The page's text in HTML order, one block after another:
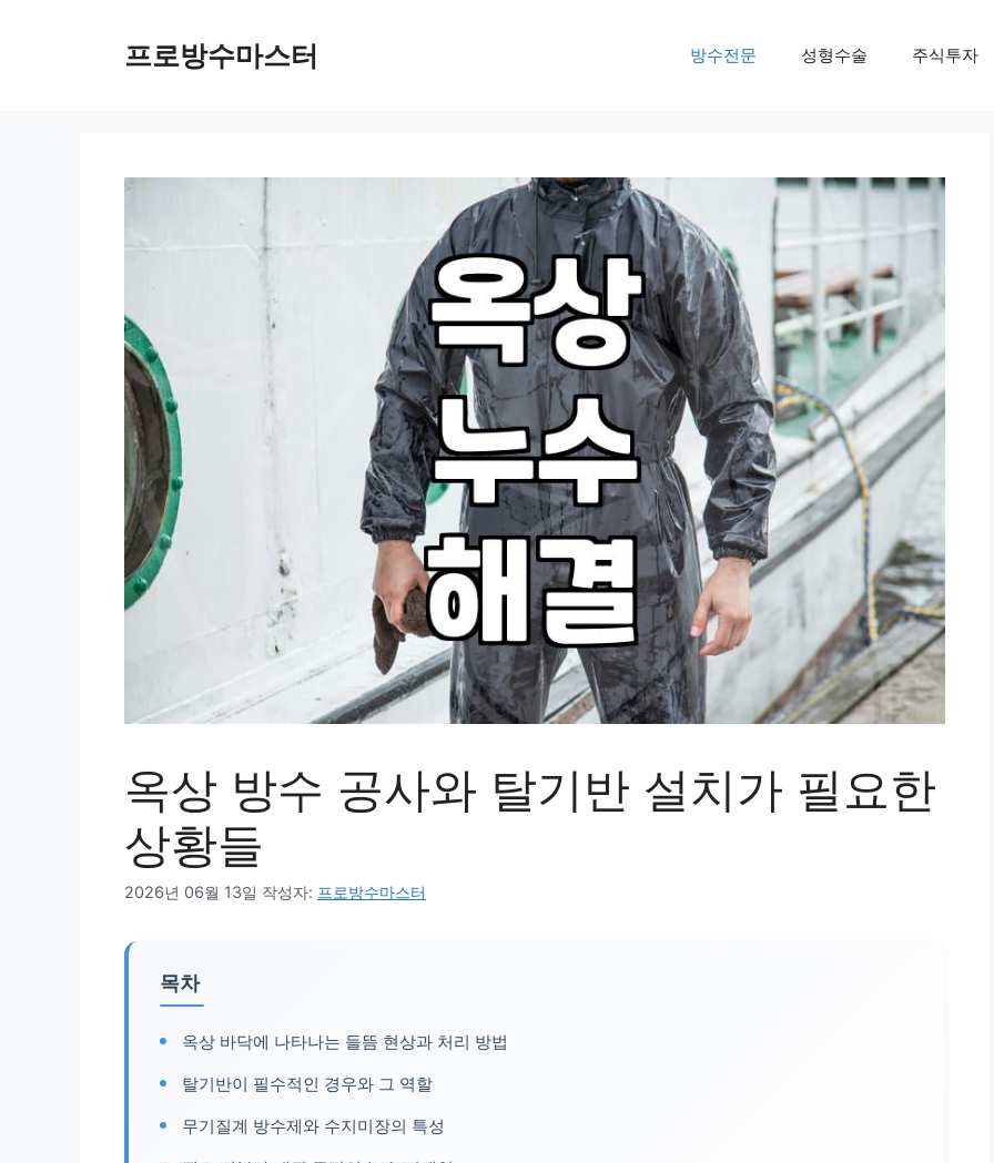
프로방수마스터 방수전문 성형수술 주식투자
옥상 방수 공사와 탈기반 설치가 필요한
상황들
2026년 06월 13일 작성자: 프로방수마스터
목차
옥상 바닥에 나타나는 들뜸 현상과 처리 방법
탈기반이 필수적인 경우와 그 역할
무기질계 방수제와 수지미장의 특성